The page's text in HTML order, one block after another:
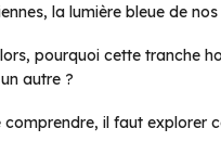
la lumière bleue de
pourquoi cette tranche
autre ?
comprendre, il faut explorer